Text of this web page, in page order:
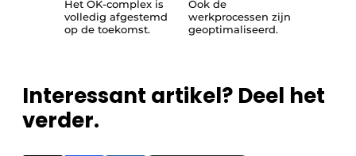
Het OK-complex is
volledig afgestemd
op de toekomst.
Ook de
werkprocessen zijn
geoptimaliseerd.
Interessant artikel? Deel het
verder.